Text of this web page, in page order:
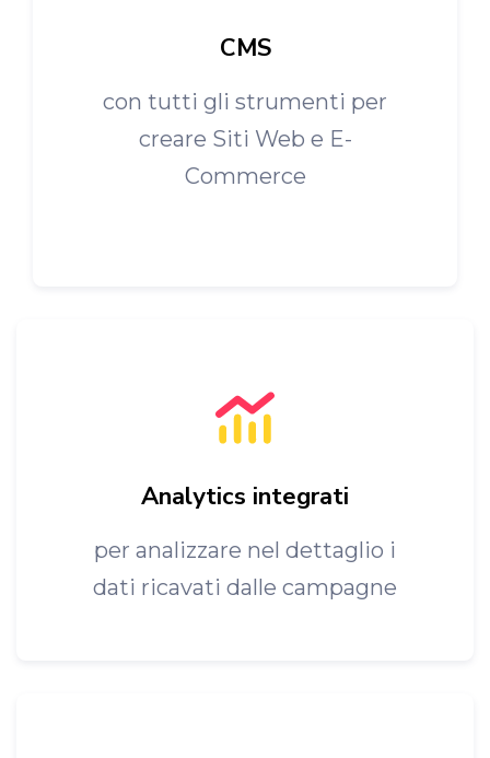
CMS
con tutti gli strumenti per
creare Siti Web e E-
Commerce
Analytics integrati
per analizzare nel dettaglio i
dati ricavati dalle campagne